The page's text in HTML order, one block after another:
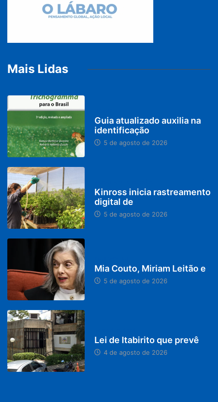
Mais Lidas
Guia atualizado auxilia na
identificação
5 de agosto de 2026
Kinross inicia rastreamento
digital de
5 de agosto de 2026
Mia Couto, Miriam Leitão e
5 de agosto de 2026
Lei de Itabirito que prevê
4 de agosto de 2026